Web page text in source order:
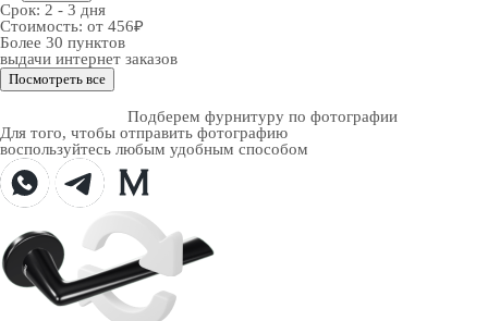
Срок: 2 - 3 дня
Стоимость: от 456₽
Более 30 пунктов
выдачи интернет заказов
Посмотреть все
Подберем фурнитуру по фотографии
Для того, чтобы отправить фотографию
воспользуйтесь любым удобным способом